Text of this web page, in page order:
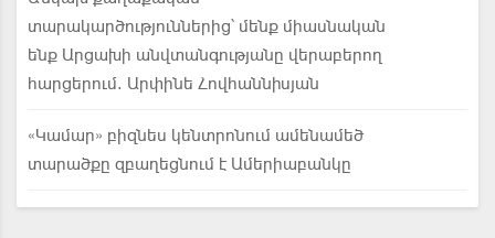
տարակարծություններից՝ մենք միասնական
ենք Արցախի անվտանգությանը վերաբերող
հարցերում. Արփինե Հովհաննիսյան
«Կամար» բիզնես կենտրոնում ամենամեծ
տարածքը զբաղեցնում է Ամերիաբանկը